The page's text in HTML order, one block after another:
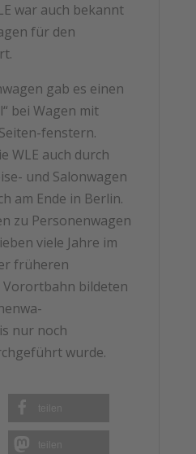
war auch bekannt
für den
gab es einen
bei Wagen mit
fenstern.
WLE auch durch
und Salonwagen
am Ende in Berlin.
zu Personenwagen
viele Jahre im
früheren
bildeten
nur noch
wurde.